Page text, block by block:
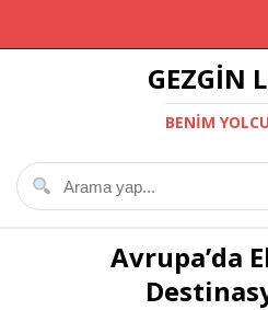
GEZGIN
BENIM
Avrupa’da